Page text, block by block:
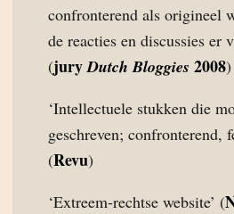
confronterend als origineel
de reacties en discussies er
(juryDutch Bloggies 2008)
‘Intellectuele stukken die
geschreven; confronterend,
(Revu)
‘Extreem-rechtse website’ (